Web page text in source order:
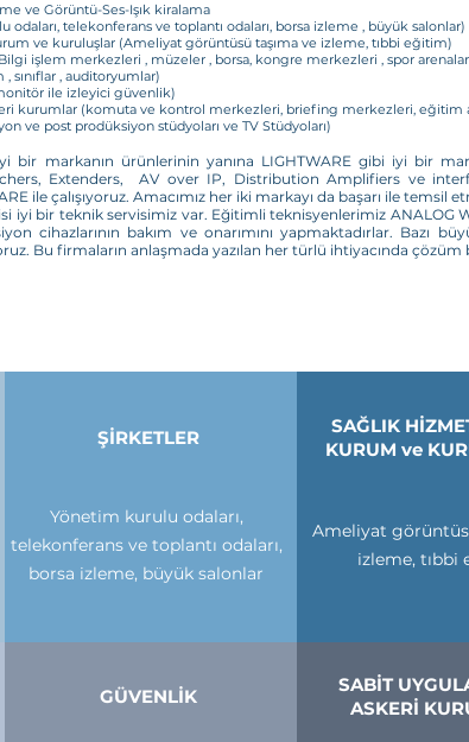
ve Görüntü-Ses-Işık kiralama
telekonferans ve toplantı odaları, borsa izleme , büyük salonlar)
ve kuruluşlar (Ameliyat görüntüsü taşıma ve izleme, tıbbi eğitim)
işlem merkezleri , müzeler , borsa, kongre merkezleri , spor
sınıflar , auditoryumlar)
ile izleyici güvenlik)
kurumlar (komuta ve kontrol merkezleri, briefing merkezleri, eğitim
ve post prodüksiyon stüdyoları ve TV Stüdyoları)
bir markanın ürünlerinin yanına LIGHTWARE gibi iyi bir
Extenders, AV over IP, Distribution Amplifiers ve
ile çalışıyoruz. Amacımız her iki markayı da başarı ile temsil
iyi bir teknik servisimiz var. Eğitimli teknisyenlerimiz ANALOG
cihazlarının bakım ve onarımını yapmaktadırlar. Bazı
Bu firmaların anlaşmada yazılan her türlü ihtiyacında çözüm
ŞİRKETLER
Yönetim kurulu odaları,
telekonferans ve toplantı odaları,
borsa izleme, büyük salonlar
SAĞLIK
KURUM ve
Ameliyat
izleme, tıbbi
GÜVENLİK
SABİT
ASKERİ